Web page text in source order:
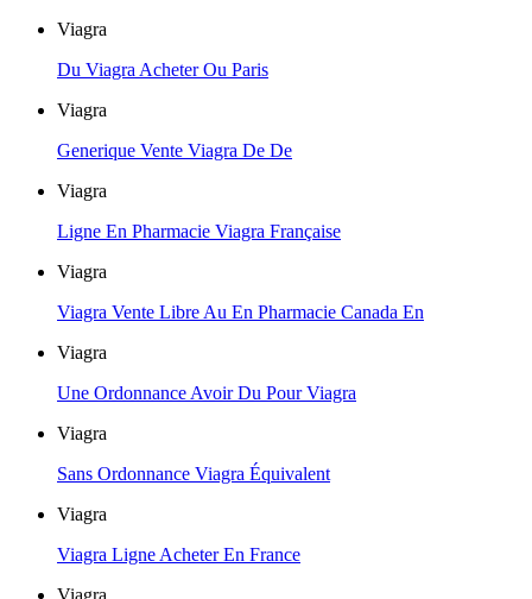
Viagra
Du Viagra Acheter Ou Paris
Viagra
Generique Vente Viagra De De
Viagra
Ligne En Pharmacie Viagra Française
Viagra
Viagra Vente Libre Au En Pharmacie Canada En
Viagra
Une Ordonnance Avoir Du Pour Viagra
Viagra
Sans Ordonnance Viagra Équivalent
Viagra
Viagra Ligne Acheter En France
Viagra